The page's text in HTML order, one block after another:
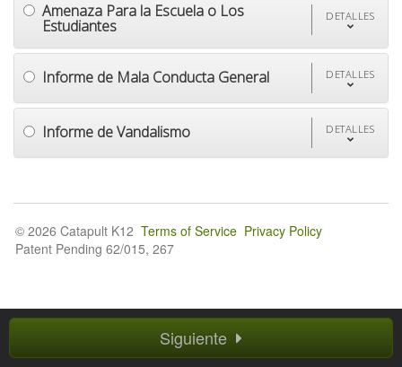
Amenaza Para la Escuela o Los
Estudiantes
DETALLES
Informe de Mala Conducta General DETALLES
Informe de Vandalismo DETALLES
Siguiente
© 2026 Catapult K12 Terms of Service Privacy Policy
Patent Pending 62/015, 267